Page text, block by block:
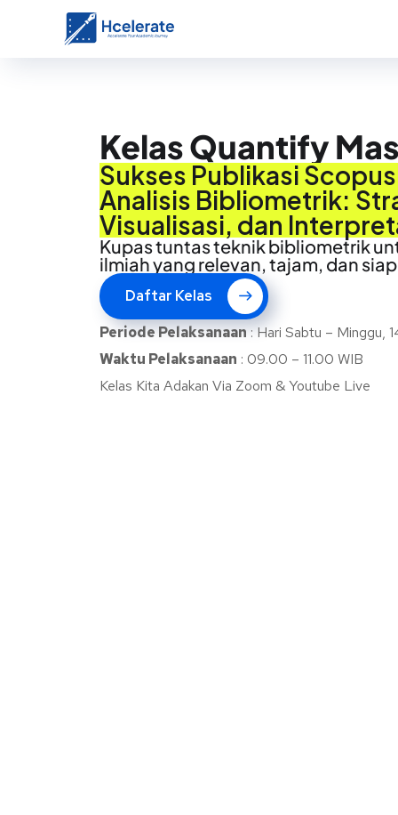
Kelas Quantify
Sukses Publikasi
Analisis Bibliometrik:
Visualisasi, dan
Kupas tuntas teknik bibliometrik
ilmiah yang relevan, tajam, dan
Daftar Kelas
PeriodePelaksanaan: Hari Sabtu – Minggu,
Waktu Pelaksanaan : 09.00 – 11.00 WIB
Kelas Kita Adakan Via Zoom & Youtube Live